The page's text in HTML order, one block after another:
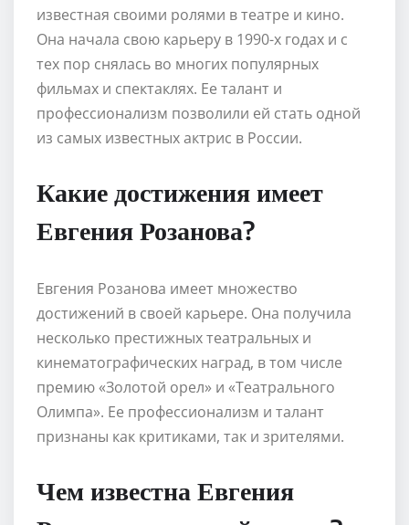
известная своими ролями в театре и кино.
Она начала свою карьеру в 1990-х годах и с
тех пор снялась во многих популярных
фильмах и спектаклях. Ее талант и
профессионализм позволили ей стать одной
из самых известных актрис в России.
Какие достижения имеет
Евгения Розанова?
Евгения Розанова имеет множество
достижений в своей карьере. Она получила
несколько престижных театральных и
кинематографических наград, в том числе
премию «Золотой орел» и «Театрального
Олимпа». Ее профессионализм и талант
признаны как критиками, так и зрителями.
Чем известна Евгения